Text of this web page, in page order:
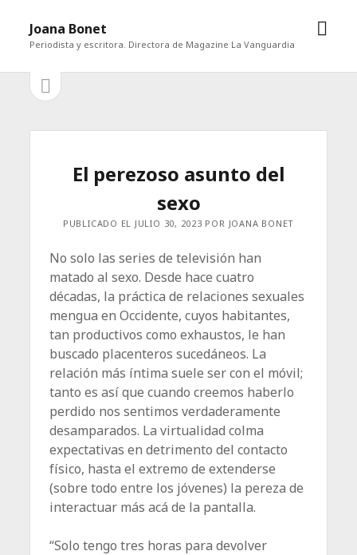
Joana Bonet
Periodista y escritora. Directora de Magazine La Vanguardia
abrir
Barraabrir
barra
El perezoso asunto del
sexo
PUBLICADO EL JULIO 30, 2023 POR JOANA BONET
No solo las series de televisión han
matado al sexo. Desde hace cuatro
décadas, la práctica de relaciones sexuales
mengua en Occidente, cuyos habitantes,
tan productivos como exhaustos, le han
buscado placenteros sucedáneos. La
relación más íntima suele ser con el móvil;
tanto es así que cuando creemos haberlo
perdido nos sentimos verdaderamente
desamparados. La virtualidad colma
expectativas en detrimento del contacto
físico, hasta el extremo de extenderse
(sobre todo entre los jóvenes) la pereza de
interactuar más acá de la pantalla.
“Solo tengo tres horas para devolver